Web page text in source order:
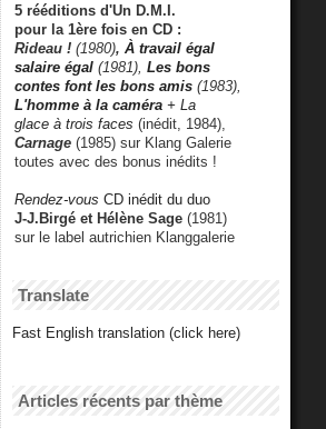
5 rééditions d'Un D.M.I.
pour la 1ère fois en CD :
Rideau ! (1980), À travail égal
salaire égal (1981), Les bons
contes font les bons amis (1983),
L'homme à la caméra + La
glace à trois faces (inédit, 1984),
Carnage (1985) sur Klang Galerie
toutes avec des bonus inédits !
Rendez-vous CD inédit du duo
J-J.Birgé et Hélène Sage (1981)
sur le label autrichien Klanggalerie
Translate
Fast English translation (click here)
Articles récents par thème